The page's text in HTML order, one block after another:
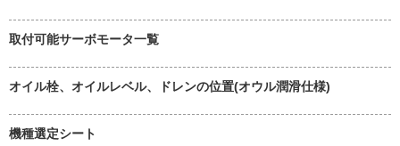
取付可能サーボモータ一覧
オイル栓、オイルレベル、ドレンの位置(オウル潤滑仕様)
機種選定シート